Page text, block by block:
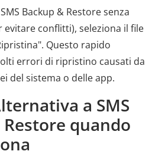
Backup & Restore senza
conflitti), seleziona il file
Questo rapido
errori di ripristino causati da
del sistema o delle app.
a SMS
quando